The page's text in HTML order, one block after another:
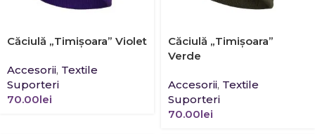
Căciulă „Timișoara” Violet
Accesorii, Textile
Suporteri
70.00lei
Căciulă „Timișoara”
Verde
Accesorii, Textile
Suporteri
70.00lei